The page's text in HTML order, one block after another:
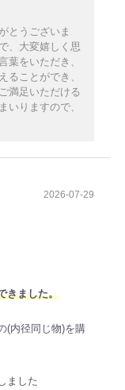
とうございま
、大変嬉しく思
葉をいただき、
ることができ、
満足いただける
いりますので、
2026-07-29
きました。
(内径同じ物)を購
ました